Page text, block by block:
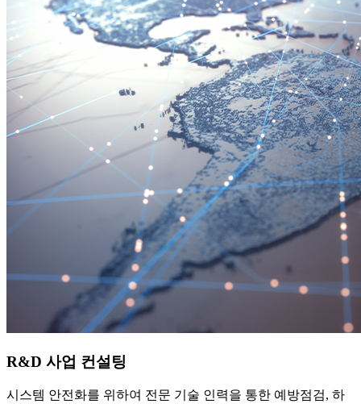
R&D 사업 컨설팅
시스템 안전화를 위하여 전문 기술 인력을 통한 예방점검, 하